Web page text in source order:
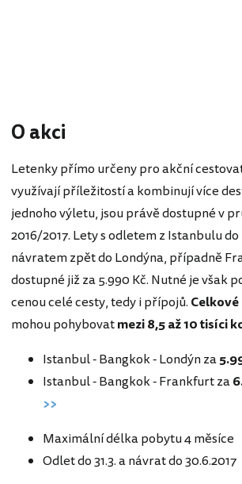
O akci
Letenky přímo určeny pro akční
využívají příležitostí a kombinují více
jednoho výletu, jsou právě dostupné v
2016/2017. Lety s odletem z Istanbulu
návratem zpět do Londýna, případně
dostupné již za 5.990 Kč. Nutné je však
cenou celé cesty, tedy i přípojů.
mohou pohybovatmezi 8,5 až 10 tisíci
Istanbul - Bangkok - Londýn za
Istanbul - Bangkok - Frankfurt za
>>
Maximální délka pobytu 4 měsíce
Odlet do 31.3. a návrat do 30.6.2017